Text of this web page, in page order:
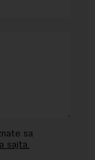
sa
sajta.